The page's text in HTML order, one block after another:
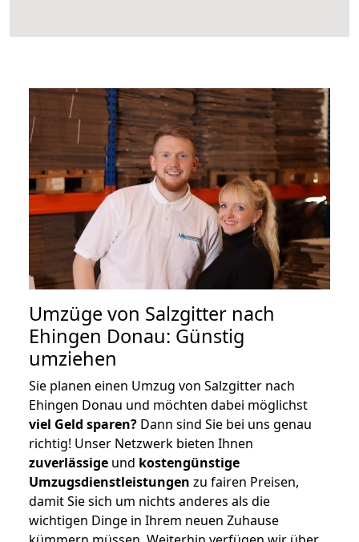
Umzüge von Salzgitter nach
Ehingen Donau: Günstig
umziehen
Sie planen einen Umzug von Salzgitter nach
Ehingen Donau und möchten dabei möglichst
viel Geld sparen? Dann sind Sie bei uns genau
richtig! Unser Netzwerk bieten Ihnen
zuverlässige und kostengünstige
Umzugsdienstleistungen zu fairen Preisen,
damit Sie sich um nichts anderes als die
wichtigen Dinge in Ihrem neuen Zuhause